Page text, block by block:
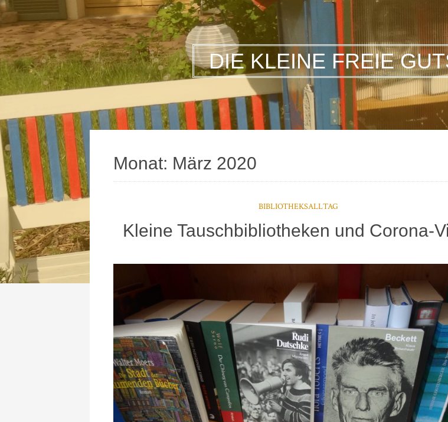
DIE KLEINE FREIE
Monat: März 2020
BIBLIOTHEKSALLTAG
Kleine Tauschbibliotheken und Corona-